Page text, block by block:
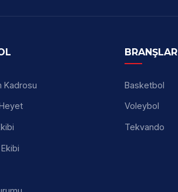
Kadrosu
BRANŞLAR
Basketbol
Voleybol
Tekvando